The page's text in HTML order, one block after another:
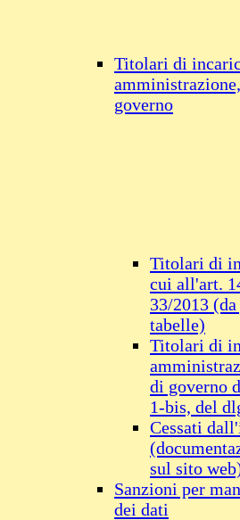
Titolari di
governo
Titolari di
cui all'art.
33/2013
tabelle)
Titolari di
di governo
1-bis, del
Cessati
sul sito
Sanzioni per
dei dati